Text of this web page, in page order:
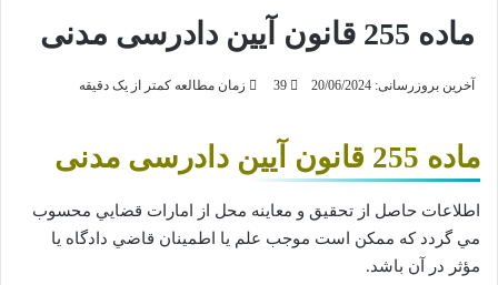
ماده 255 قانون آیین دادرسی مدنی
آخرین بروزرسانی: 20/06/2024 39 زمان مطالعه کمتر از یک دقیقه
ماده 255 قانون آیین دادرسی مدنی
اطلاعات حاصل از تحقيق و معاينه محل از امارات قضايي محسوب
مي‌ گردد كه ممكن است موجب علم يا اطمينان قاضي دادگاه يا‌
مؤثر در آن باشد.